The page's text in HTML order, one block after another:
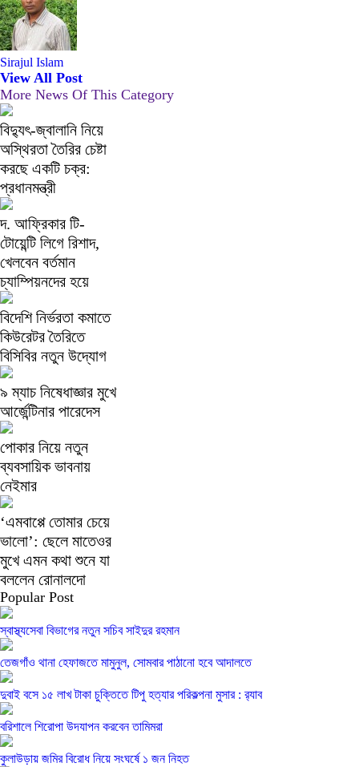
Sirajul Islam
View All Post
More News Of This Category
বিদ্যুৎ-জ্বালানি নিয়ে
অস্থিরতা তৈরির চেষ্টা
করছে একটি চক্র:
প্রধানমন্ত্রী
দ. আফ্রিকার টি-
টোয়েন্টি লিগে রিশাদ,
খেলবেন বর্তমান
চ্যাম্পিয়নদের হয়ে
বিদেশি নির্ভরতা কমাতে
কিউরেটর তৈরিতে
বিসিবির নতুন উদ্যোগ
৯ ম্যাচ নিষেধাজ্ঞার মুখে
আর্জেন্টিনার পারেদেস
পোকার নিয়ে নতুন
ব্যবসায়িক ভাবনায়
নেইমার
‘এমবাপ্পে তোমার চেয়ে
ভালো’: ছেলে মাতেওর
মুখে এমন কথা শুনে যা
বললেন রোনালদো
Popular Post
স্বাস্থ্যসেবা বিভাগের নতুন সচিব সাইদুর রহমান
তেজগাঁও থানা হেফাজতে মামুনুল, সোমবার পাঠানো হবে আদালতে
দুবাই বসে ১৫ লাখ টাকা চুক্তিতে টিপু হত্যার পরিকল্পনা মুসার : র‍্যাব
বরিশালে শিরোপা উদযাপন করবেন তামিমরা
কুলাউড়ায় জমির বিরোধ নিয়ে সংঘর্ষে ১ জন নিহত